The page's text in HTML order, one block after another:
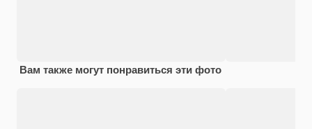
Вам также могут понравиться эти фото